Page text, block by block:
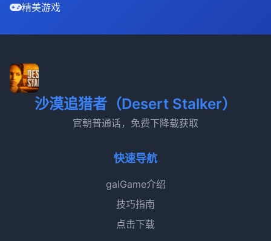
精美游戏
沙漠追猎者（Desert Stalker）
官朝普通话，免费下降载获取
快速导航
galGame介绍
技巧指南
点击下载